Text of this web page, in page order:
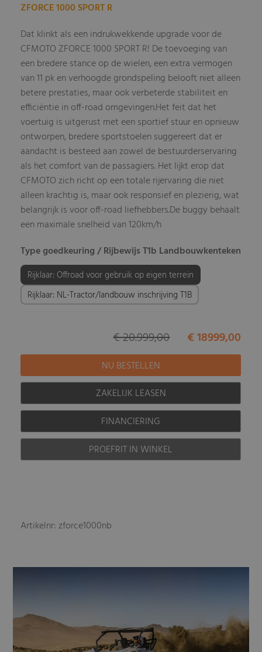
ZFORCE 1000 SPORT R
Dat klinkt als een indrukwekkende upgrade voor de
CFMOTO ZFORCE 1000 SPORT R! De toevoeging van
een bredere stance op de wielen, een extra vermogen
van 11 pk en verhoogde grondspeling belooft niet alleen
betere prestaties, maar ook verbeterde stabiliteit en
efficiëntie in off-road omgevingen.Het feit dat het
voertuig is uitgerust met een sportief stuur en opnieuw
ontworpen, bredere sportstoelen suggereert dat er
aandacht is besteed aan zowel de bestuurderservaring
als het comfort van de passagiers. Het lijkt erop dat
CFMOTO zich richt op een totale rijervaring die niet
alleen krachtig is, maar ook responsief en plezierig, wat
belangrijk is voor off-road liefhebbers.De buggy behaalt
een maximale snelheid van 120km/h
Type goedkeuring / Rijbewijs T1b Landbouwkenteken
Rijklaar: Offroad voor gebruik op eigen terrein
Rijklaar: NL-Tractor/landbouw inschrijving T1B
€ 18999,00
€ 20.999,00
ZAKELIJK LEASEN
FINANCIERING
PROEFRIT IN WINKEL
Artikelnr: zforce1000nb